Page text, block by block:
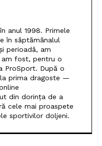
anul 1998. Primele
în săptămânalul
perioadă, am
am fost, pentru o
ProSport. După o
prima dragoste —
din dorința de a